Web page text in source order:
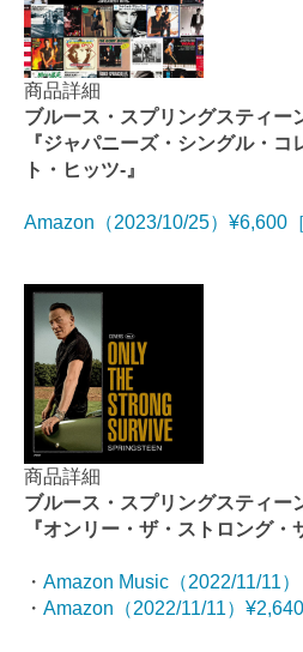
商品詳細
ブルース・スプリングスティー
『ジャパニーズ・シングル・
ト・ヒッツ-』
Amazon（2023/10/25）¥6,600
商品詳細
ブルース・スプリングスティー
『オンリー・ザ・ストロング・
・ Amazon Music（2022/11/11）
・ Amazon（2022/11/11）¥2,640